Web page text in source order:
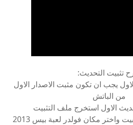
تثبيت التحديث:
يجب ان تكون مثبت الاصدار الاول
من الباتش